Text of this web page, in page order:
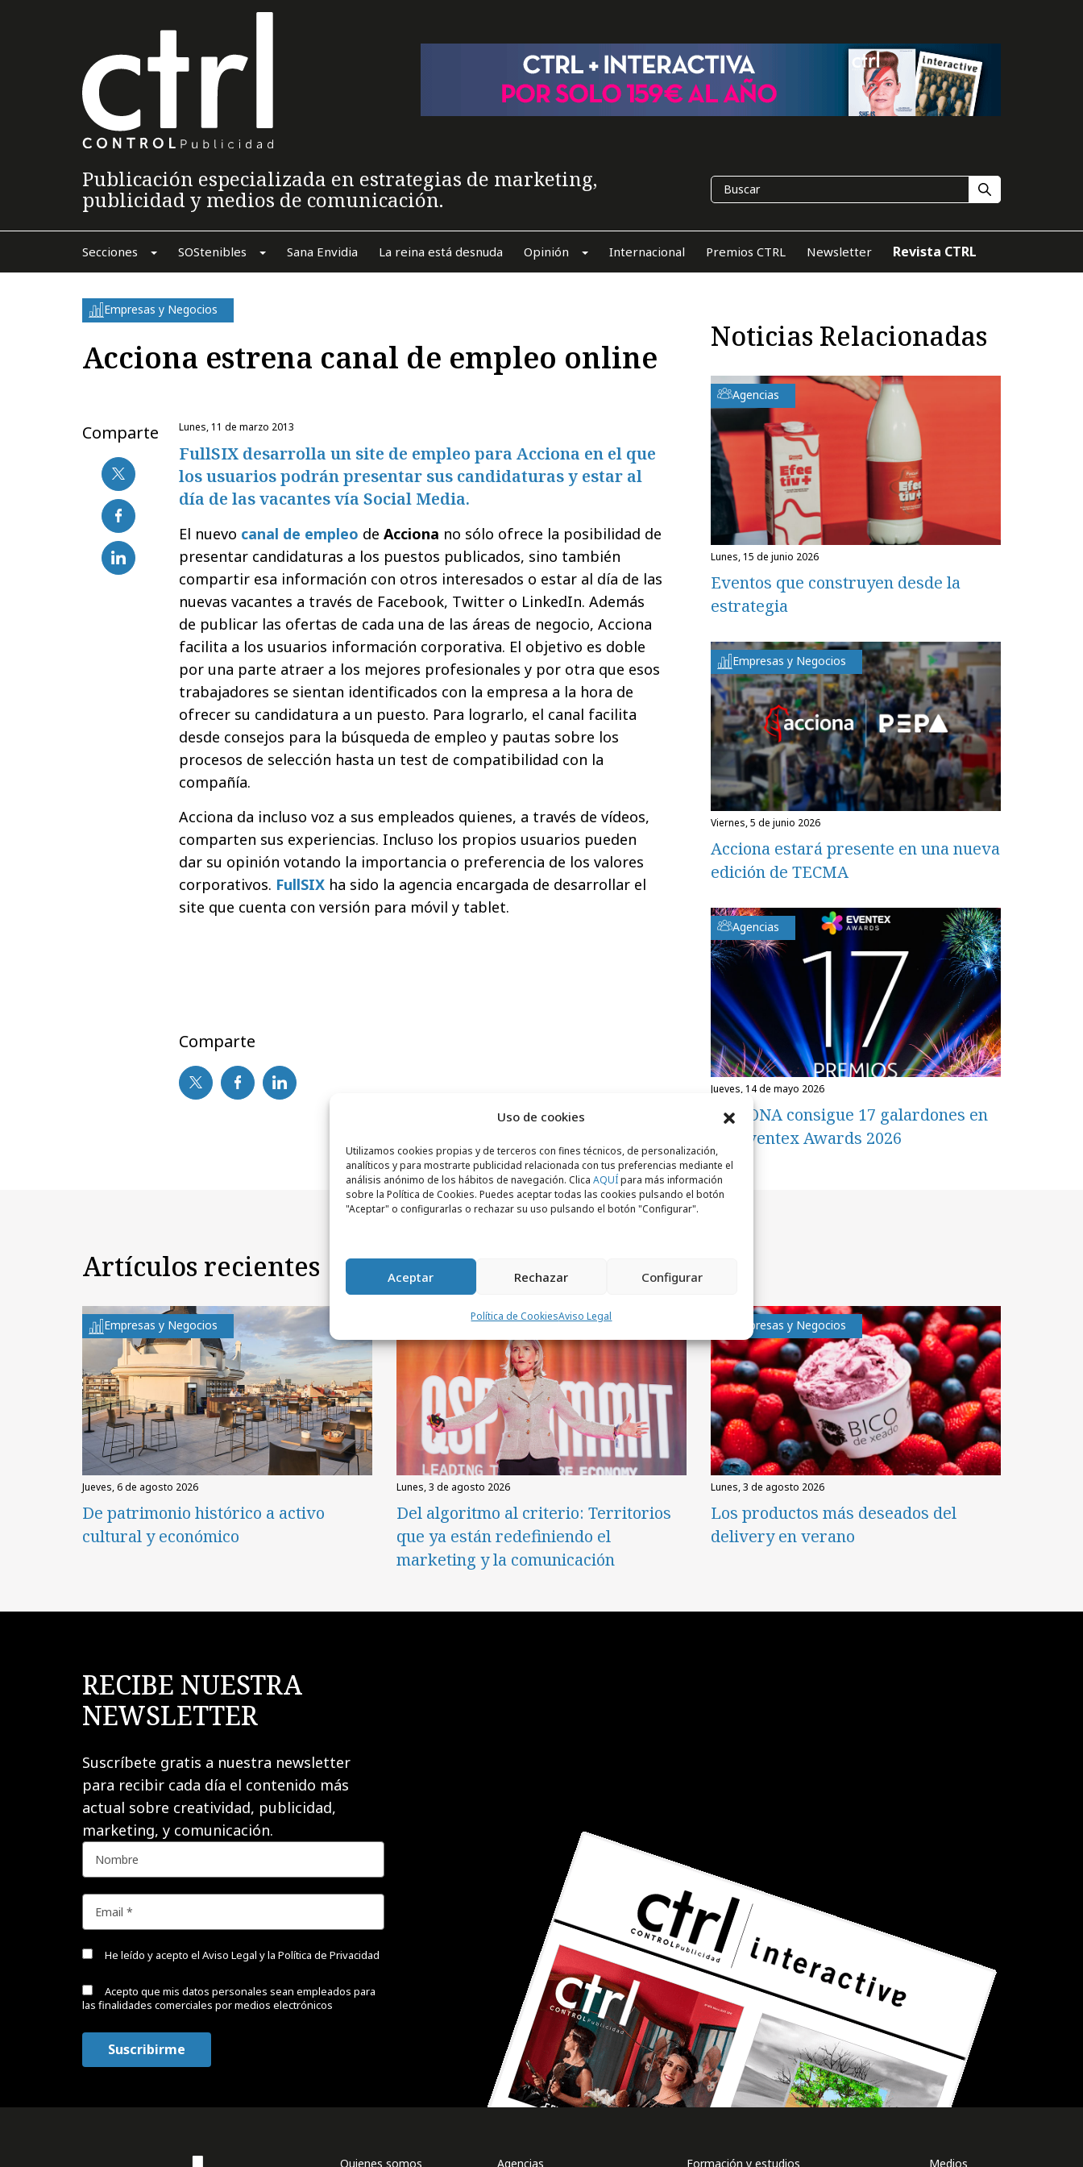
Uso de cookies
Utilizamos cookies propias y de terceros con fines técnicos, de personalización,
analíticos y para mostrarte publicidad relacionada con tus preferencias mediante el
análisis anónimo de los hábitos de navegación. Clica AQUÍpara más información
sobre la Política de Cookies. Puedes aceptar todas las cookies pulsando el botón
"Aceptar" o configurarlas o rechazar su uso pulsando el botón "Configurar".
Aceptar Rechazar Configurar
Política de CookiesAviso Legal
Publicación especializada en estrategias de marketing,
publicidad y medios de comunicación.
Secciones SOStenibles Sana Envidia La reina está desnuda Opinión Internacional Premios CTRL Newsletter Revista CTRL
Empresas y Negocios
Acciona estrena canal de empleo online
Comparte lunes, 11 de marzo 2013
FullSIX desarrolla un site de empleo para Acciona en el que
los usuarios podrán presentar sus candidaturas y estar al
día de las vacantes vía Social Media.
El nuevo canal de empleo de Acciona no sólo ofrece la posibilidad de
presentar candidaturas a los puestos publicados, sino también
compartir esa información con otros interesados o estar al día de las
nuevas vacantes a través de Facebook, Twitter o LinkedIn. Además
de publicar las ofertas de cada una de las áreas de negocio, Acciona
facilita a los usuarios información corporativa. El objetivo es doble
por una parte atraer a los mejores profesionales y por otra que esos
trabajadores se sientan identificados con la empresa a la hora de
ofrecer su candidatura a un puesto. Para lograrlo, el canal facilita
desde consejos para la búsqueda de empleo y pautas sobre los
procesos de selección hasta un test de compatibilidad con la
compañía.
Acciona da incluso voz a sus empleados quienes, a través de vídeos,
comparten sus experiencias. Incluso los propios usuarios pueden
dar su opinión votando la importancia o preferencia de los valores
corporativos. FullSIX ha sido la agencia encargada de desarrollar el
site que cuenta con versión para móvil y tablet.
Comparte
Noticias Relacionadas
Agencias
lunes, 15 de junio 2026
Eventos que construyen desde la
estrategia
Empresas y Negocios
viernes, 5 de junio 2026
Acciona estará presente en una nueva
edición de TECMA
Agencias
jueves, 14 de mayo 2026
ACCIONA consigue 17 galardones en
los Eventex Awards 2026
Artículos recientes
Empresas y Negocios
jueves, 6 de agosto 2026
De patrimonio histórico a activo
cultural y económico
Empresas y Negocios
lunes, 3 de agosto 2026
Del algoritmo al criterio: Territorios
que ya están redefiniendo el
marketing y la comunicación
Empresas y Negocios
lunes, 3 de agosto 2026
Los productos más deseados del
delivery en verano
RECIBE NUESTRA
NEWSLETTER
Suscríbete gratis a nuestra newsletter
para recibir cada día el contenido más
actual sobre creatividad, publicidad,
marketing, y comunicación.
He leído y acepto el Aviso Legal y la Política de Privacidad
Acepto que mis datos personales sean empleados para
las finalidades comerciales por medios electrónicos
Quienes somos Agencias Formación y estudios Medios